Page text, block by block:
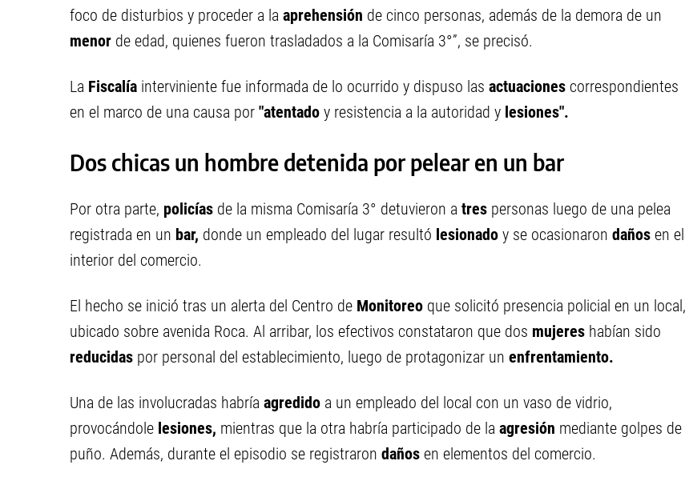
foco de disturbios y proceder a la aprehensión de cinco personas, además de la demora de un
menor de edad, quienes fueron trasladados a la Comisaría 3°”, se precisó.
La Fiscalía interviniente fue informada de lo ocurrido y dispuso las actuaciones correspondientes
en el marco de una causa por "atentado y resistencia a la autoridad y lesiones".
Dos chicas un hombre detenida por pelear en un bar
Por otra parte, policías de la misma Comisaría 3° detuvieron a tres personas luego de una pelea
registrada en un bar, donde un empleado del lugar resultó lesionado y se ocasionaron daños en el
interior del comercio.
El hecho se inició tras un alerta del Centro de Monitoreo que solicitó presencia policial en un local,
ubicado sobre avenida Roca. Al arribar, los efectivos constataron que dos mujeres habían sido
reducidas por personal del establecimiento, luego de protagonizar un enfrentamiento.
Una de las involucradas habría agredido a un empleado del local con un vaso de vidrio,
provocándole lesiones, mientras que la otra habría participado de la agresión mediante golpes de
puño. Además, durante el episodio se registraron daños en elementos del comercio.